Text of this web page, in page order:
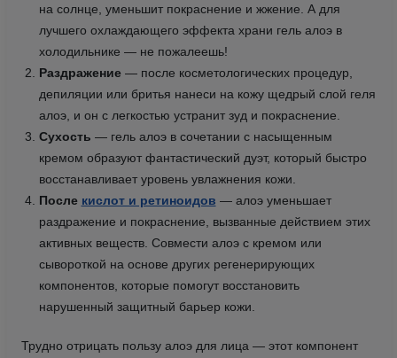
на солнце, уменьшит покраснение и жжение. А для
лучшего охлаждающего эффекта храни гель алоэ в
холодильнике — не пожалеешь!
Раздражение— после косметологических процедур,
депиляции или бритья нанеси на кожу щедрый слой геля
алоэ, и он с легкостью устранит зуд и покраснение.
Сухость — гель алоэ в сочетании с насыщенным
кремом образуют фантастический дуэт, который быстро
восстанавливает уровень увлажнения кожи.
После кислот и ретиноидов — алоэ уменьшает
раздражение и покраснение, вызванные действием этих
активных веществ. Совмести алоэ с кремом или
сывороткой на основе других регенерирующих
компонентов, которые помогут восстановить
нарушенный защитный барьер кожи.
Трудно отрицать пользу алоэ для лица — этот компонент